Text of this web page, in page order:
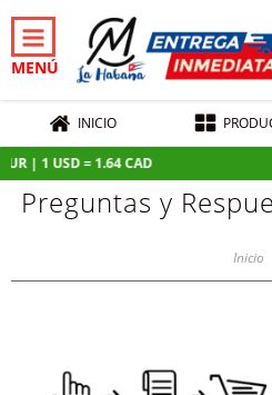
| 1 USD = 1.64 CAD
MENÚ
INICIO
Preguntas y
Inicio